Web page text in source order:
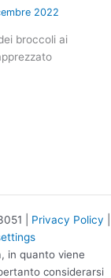
2022
broccoli ai
| Privacy Policy
in quanto viene
considerarsi